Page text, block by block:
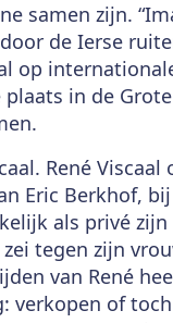
samen zijn.
de Ierse
op
in de
René Viscaal
Eric Berkhof,
als privé zijn
tegen zijn
van René
verkopen of